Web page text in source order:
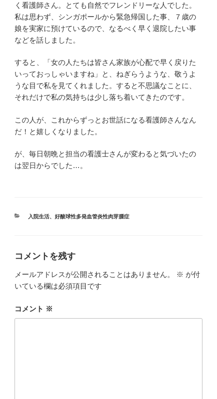
く看護師さん。とても自然でフレンドリーな人でした。
私は思わず、シンガポールから緊急帰国した事、７歳の
娘を実家に預けているので、なるべく早く退院したい事
などを話しました。
すると、「女の人たちは皆さん家族が心配で早く戻りた
いっておっしゃいますね」と、ねぎらうような、敬うよ
うな目で私を見てくれました。すると不思議なことに、
それだけで私の気持ちは少し落ち着いてきたのです。
この人が、これからずっとお世話になる看護師さんなん
だ！と嬉しくなりました。
が、毎日朝晩と担当の看護士さんが変わると気づいたの
は翌日からでした…。
カ
入院生活、 好酸球性多発血管炎性肉芽腫症
コメントを残す
メールアドレスが公開されることはありません。 ※ が付
いている欄は必須項目です
コメント ※